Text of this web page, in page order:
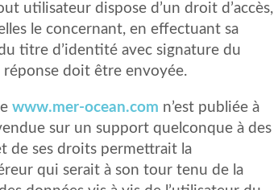
utilisateur dispose d’un droit d’accès,
le concernant, en effectuant sa
titre d’identité avec signature du
réponse doit être envoyée.
www.mer-ocean.com n’est publiée à
sur un support quelconque à des
de ses droits permettrait la
qui serait à son tour tenu de la